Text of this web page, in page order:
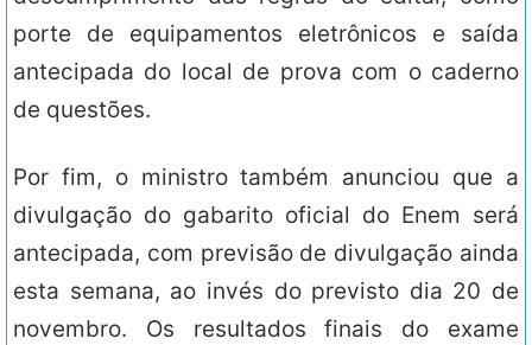
porte de equipamentos eletrônicos e saída
antecipada do local de prova com o caderno
de questões.
Por fim, o ministro também anunciou que a
divulgação do gabarito oficial do Enem será
antecipada, com previsão de divulgação ainda
esta semana, ao invés do previsto dia 20 de
novembro. Os resultados finais do exame